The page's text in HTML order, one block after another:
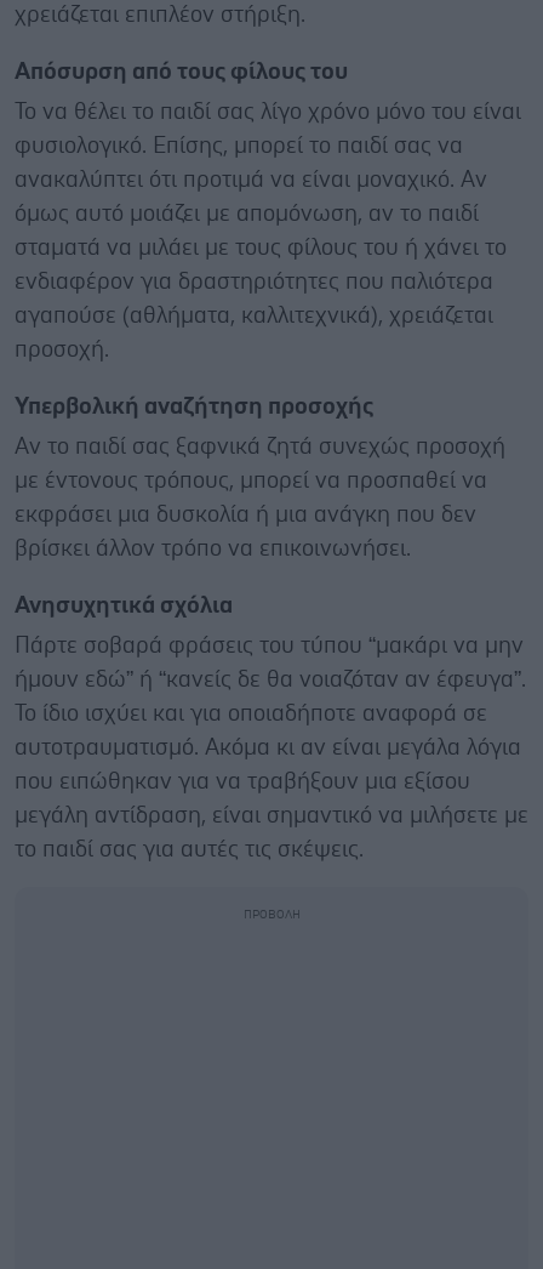
χρειάζεται επιπλέον στήριξη.
Απόσυρση από τους φίλους του
Το να θέλει το παιδί σας λίγο χρόνο μόνο του είναι
φυσιολογικό. Επίσης, μπορεί το παιδί σας να
ανακαλύπτει ότι προτιμά να είναι μοναχικό. Αν
όμως αυτό μοιάζει με απομόνωση, αν το παιδί
σταματά να μιλάει με τους φίλους του ή χάνει το
ενδιαφέρον για δραστηριότητες που παλιότερα
αγαπούσε (αθλήματα, καλλιτεχνικά), χρειάζεται
προσοχή.
Υπερβολική αναζήτηση προσοχής
Αν το παιδί σας ξαφνικά ζητά συνεχώς προσοχή
με έντονους τρόπους, μπορεί να προσπαθεί να
εκφράσει μια δυσκολία ή μια ανάγκη που δεν
βρίσκει άλλον τρόπο να επικοινωνήσει.
Ανησυχητικά σχόλια
Πάρτε σοβαρά φράσεις του τύπου “μακάρι να μην
ήμουν εδώ” ή “κανείς δε θα νοιαζόταν αν έφευγα”.
Το ίδιο ισχύει και για οποιαδήποτε αναφορά σε
αυτοτραυματισμό. Ακόμα κι αν είναι μεγάλα λόγια
που ειπώθηκαν για να τραβήξουν μια εξίσου
μεγάλη αντίδραση, είναι σημαντικό να μιλήσετε με
το παιδί σας για αυτές τις σκέψεις.